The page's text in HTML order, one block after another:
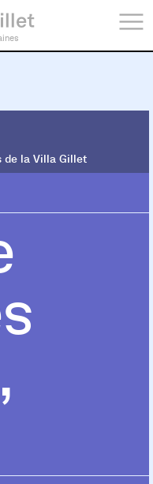
de la Villa Gillet